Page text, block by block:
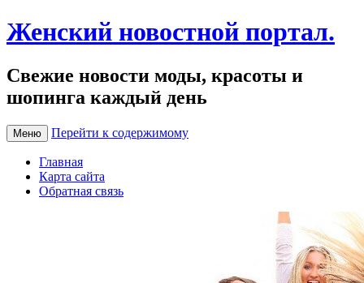
Женский новостной портал.
Свежие новости моды, красоты и
шопинга каждый день
Меню Перейти к содержимому
Главная
Карта сайта
Обратная связь